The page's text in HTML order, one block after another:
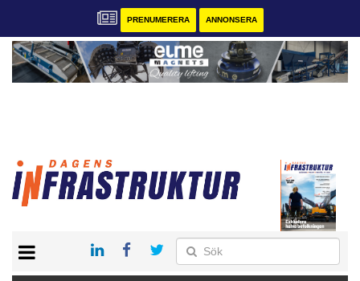
PRENUMERERA ANNONSERA